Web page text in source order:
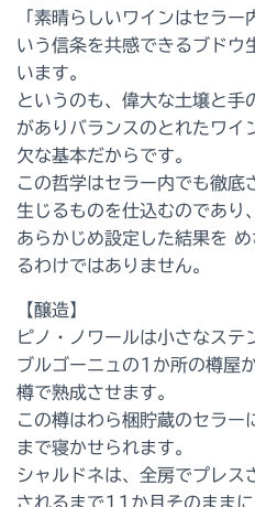
「素晴らしいワインはセラ
いう信条を共感できるブドウ
います。
というのも、偉大な土壌と手
がありバランスのとれたワイ
欠な基本だからです。
この哲学はセラー内でも徹底
生じるものを仕込むのであり、
あらかじめ設定した結果を
るわけではありません。
【醸造】
ピノ・ノワールは小さなステ
ブルゴーニュの1か所の樽屋
樽で熟成させます。
この樽はわら梱貯蔵のセラ
まで寝かせられます。
シャルドネは、全房でプレス
されるまで11か月そのままに